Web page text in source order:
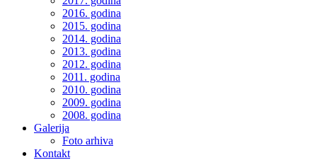
2016. godina
2015. godina
2014. godina
2013. godina
2012. godina
2011. godina
2010. godina
2009. godina
2008. godina
Galerija
Foto arhiva
Kontakt